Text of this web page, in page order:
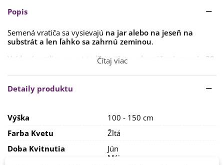
Popis
Semená vratiča sa vysievajú na jar alebo na jeseň na
substrát a len ľahko sa zahrnú zeminou.
Vzídené rastliny sa vytriedia, pričom odporúčaný
spon je 30
Vratiču vyhovuje
dobre priepustným a výživným substrátom
Čítaj viac
Detaily produktu
Výška
100 - 150 cm
Farba Kvetu
Žltá
Doba Kvitnutia
Jún
Máj